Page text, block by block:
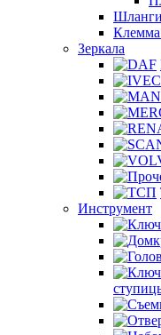
Зеркала
Инструмент